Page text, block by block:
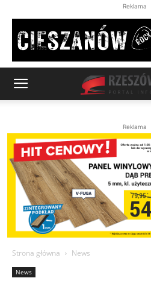
Reklama
Reklama
Strona główna News
News